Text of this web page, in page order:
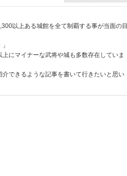
以上ある城館を全て制覇する事が当面の目
にマイナーな武将や城も多数存在していま
できるような記事を書いて行きたいと思い